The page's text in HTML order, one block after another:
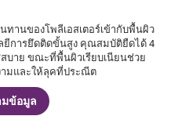
านของโพลีเอสเตอร์เข้ากับพื้นผิว
ยีการยึดติดขั้นสูง คุณสมบัติยืดได้ 4
บาย ขณะที่พื้นผิวเรียบเนียนช่วย
ามและให้ลุคที่ประณีต
มข้อมูล